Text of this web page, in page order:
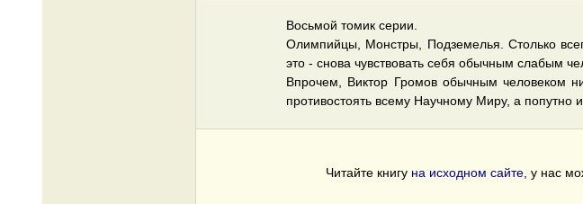
Восьмой томик серии.
Олимпийцы, Монстры, Подземелья. Столько
это - снова чувствовать себя обычным слабым
Впрочем, Виктор Громов обычным человеком
противостоять всему Научному Миру, а попутно
Читайте книгу на исходном сайте, у нас